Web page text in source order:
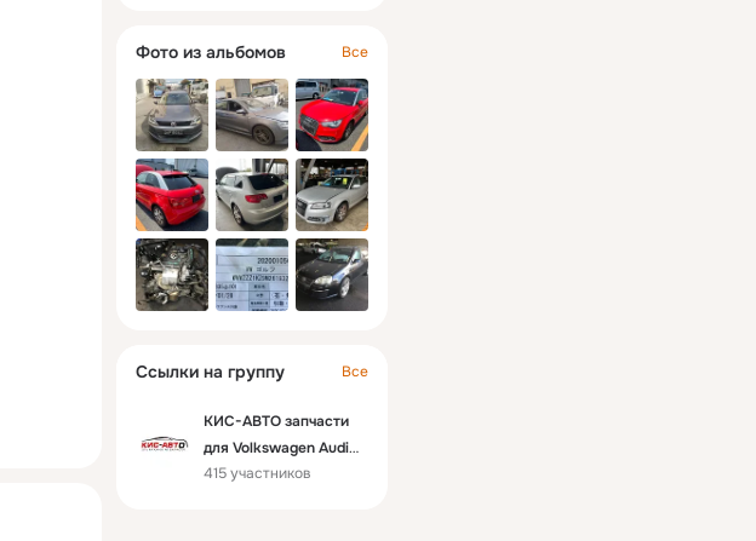
Фото из альбомов Все
Ссылки на группу Все
КИС-АВТО запчасти
для Volkswagen Audi
Seat Skoda
415 участников